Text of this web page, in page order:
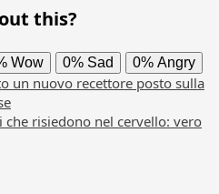
this?
Wow 0% Sad 0% Angry
un nuovo recettore posto sulla
che risiedono nel cervello: vero